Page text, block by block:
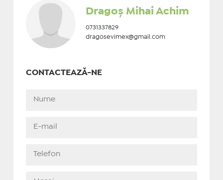
Dragoș Mihai Achim
0731337829
dragosevimex@gmail.com
CONTACTEAZĂ-NE